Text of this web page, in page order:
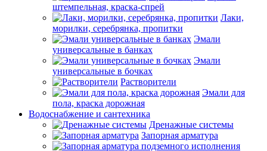
штемпельная, краска-спрей
Лаки,
морилки, серебрянка, пропитки
Эмали
универсальные в банках
Эмали
универсальные в бочках
Растворители
Эмали для
пола, краска дорожная
Водоснабжение и сантехника
Дренажные системы
Запорная арматура